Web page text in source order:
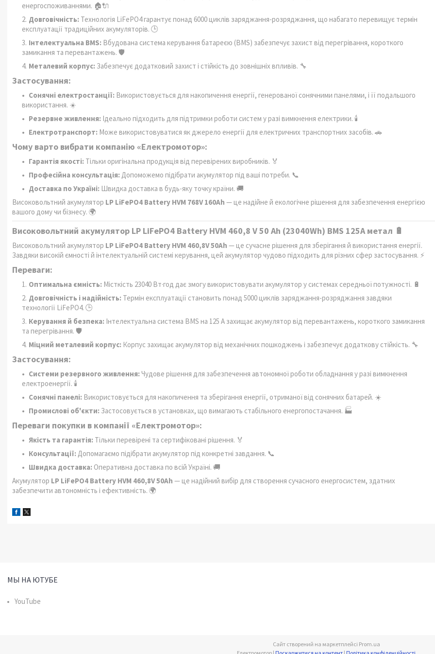
енергоспоживаннями. 🏠🔌
Довговічність: Технологія LiFePO4 гарантує понад 6000 циклів заряджання-розряджання, що набагато перевищує термін
експлуатації традиційних акумуляторів. 🕒
Інтелектуальна BMS: Вбудована система керування батареєю (BMS) забезпечує захист від перегрівання, короткого
замикання та перевантажень. 🛡️
Металевий корпус: Забезпечує додатковий захист і стійкість до зовнішніх впливів. 🔧
Застосування:
Сонячні електростанції: Використовується для накопичення енергії, генерованої сонячними панелями, і її подальшого
використання. ☀️
Резервне живлення: Ідеально підходить для підтримки роботи систем у разі вимкнення електрики. 🕯️
Електротранспорт: Може використовуватися як джерело енергії для електричних транспортних засобів. 🚗
Чому варто вибрати компанію «Електромотор»:
Гарантія якості: Тільки оригінальна продукція від перевірених виробників. 🏅
Професійна консультація: Допоможемо підібрати акумулятор під ваші потреби. 📞
Доставка по Україні: Швидка доставка в будь-яку точку країни. 🚚
Високовольтний акумулятор LP LiFePO4 Battery HVM 768V 160Ah — це надійне й екологічне рішення для забезпечення енергією
вашого дому чи бізнесу. 🌍
Високовольтний акумулятор LP LiFePO4 Battery HVM 460,8 V 50 Ah (23040Wh) BMS 125А метал 🔋
Високовольтний акумулятор LP LiFePO4 Battery HVM 460,8V 50Ah — це сучасне рішення для зберігання й використання енергії.
Завдяки високій ємності й інтелектуальній системі керування, цей акумулятор чудово підходить для різних сфер застосування. ⚡
Переваги:
Оптимальна ємність: Місткість 23040 Вт·год дає змогу використовувати акумулятор у системах середньої потужності. 🔋
Довговічність і надійність: Термін експлуатації становить понад 5000 циклів заряджання-розряджання завдяки
технології LiFePO4. 🕒
Керування й безпека: Інтелектуальна система BMS на 125 А захищає акумулятор від перевантажень, короткого замикання
та перегрівання. 🛡️
Міцний металевий корпус: Корпус захищає акумулятор від механічних пошкоджень і забезпечує додаткову стійкість. 🔧
Застосування:
Системи резервного живлення: Чудове рішення для забезпечення автономної роботи обладнання у разі вимкнення
електроенергії. 🕯️
Сонячні панелі: Використовується для накопичення та зберігання енергії, отриманої від сонячних батарей. ☀️
Промислові об'єкти: Застосовується в установках, що вимагають стабільного енергопостачання. 🏭
Переваги покупки в компанії «Електромотор»:
Якість та гарантія: Тільки перевірені та сертифіковані рішення. 🏅
Консультації: Допомагаємо підібрати акумулятор під конкретні завдання. 📞
Швидка доставка: Оперативна доставка по всій Україні. 🚚
Акумулятор LP LiFePO4 Battery HVM 460,8V 50Ah — це надійний вибір для створення сучасного енергосистем, здатних
забезпечити автономність і ефективність. 🌍
МЫ НА ЮТУБЕ
YouTube
Сайт створений на маркетплейсі Prom.ua